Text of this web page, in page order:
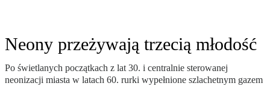
Neony przeżywają trzecią młodość
Po świetlanych początkach z lat 30. i centralnie sterowanej
neonizacji miasta w latach 60. rurki wypełnione szlachetnym gazem